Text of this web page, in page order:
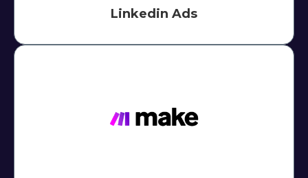
Linkedin Ads